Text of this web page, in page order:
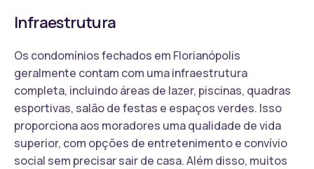
Infraestrutura
Os condomínios fechados em Florianópolis
geralmente contam com uma infraestrutura
completa, incluindo áreas de lazer, piscinas, quadras
esportivas, salão de festas e espaços verdes. Isso
proporciona aos moradores uma qualidade de vida
superior, com opções de entretenimento e convívio
social sem precisar sair de casa. Além disso, muitos